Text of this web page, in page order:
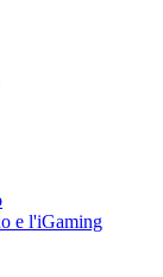
e l'iGaming